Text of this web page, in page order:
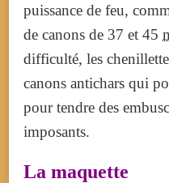
puissance de feu,
de canons de 37 et 45
difficulté, les
canons antichars qui
pour tendre des
imposants.
La maquette